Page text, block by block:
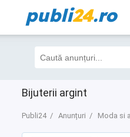
publi24.ro
Bijuterii argint
Publi24 Anunțuri Moda si
Filtre 2 Toate
4198